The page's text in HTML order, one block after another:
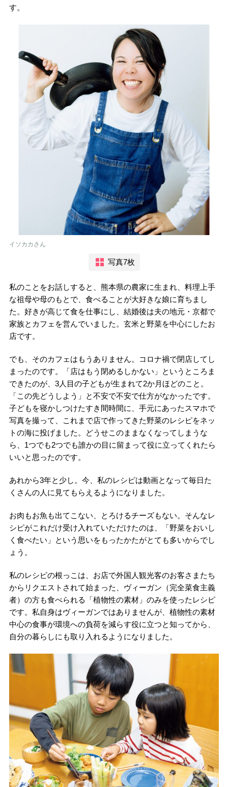
す。
イソカカさん
写真7枚
私のことをお話しすると、熊本県の農家に生まれ、料理上手
な祖母や母のもとで、食べることが大好きな娘に育ちまし
た。好きが高じて食を仕事にし、結婚後は夫の地元・京都で
家族とカフェを営んでいました。玄米と野菜を中心にしたお
店です。
でも、そのカフェはもうありません。コロナ禍で閉店してし
まったのです。「店はもう閉めるしかない」というところま
できたのが、3人目の子どもが生まれて2か月ほどのこと。
「この先どうしよう」と不安で不安で仕方がなかったです。
子どもを寝かしつけたすき間時間に、手元にあったスマホで
写真を撮って、これまで店で作ってきた野菜のレシピをネッ
トの海に投げました。どうせこのままなくなってしまうな
ら、1つでも2つでも誰かの目に留まって役に立ってくれたら
いいと思ったのです。
あれから3年と少し。今、私のレシピは動画となって毎日た
くさんの人に見てもらえるようになりました。
お肉もお魚も出てこない、とろけるチーズもない。そんなレ
シピがこれだけ受け入れていただけたのは、「野菜をおいし
く食べたい」という思いをもったかたがとても多いからでし
ょう。
私のレシピの根っこは、お店で外国人観光客のお客さまたち
からリクエストされて始まった、ヴィーガン（完全菜食主義
者）の方も食べられる「植物性の素材」のみを使ったレシピ
です。私自身はヴィーガンではありませんが、植物性の素材
中心の食事が環境への負荷を減らす役に立つと知ってから、
自分の暮らしにも取り入れるようになりました。